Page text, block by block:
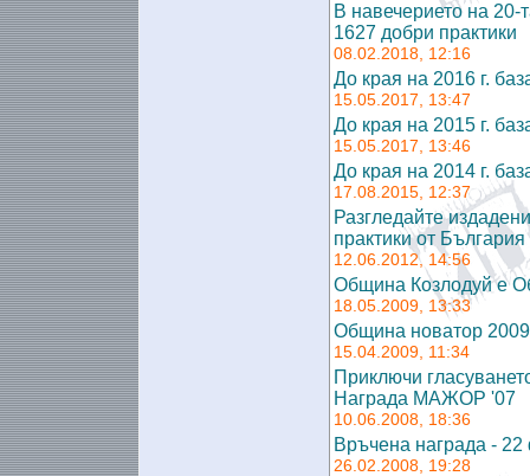
В навечерието на
1627 добри практики
08.02.2018, 12:16
До края на 2016 г.
15.05.2017, 13:47
До края на 2015 г.
15.05.2017, 13:46
До края на 2014 г.
17.08.2015, 12:37
Разгледайте
практики от
12.06.2012, 14:56
Община Козлодуй е
18.05.2009, 13:33
Община новатор 2009
15.04.2009, 11:34
Приключи
Награда МАЖОР '07
10.06.2008, 18:36
Връчена награда - 22
26.02.2008, 19:28